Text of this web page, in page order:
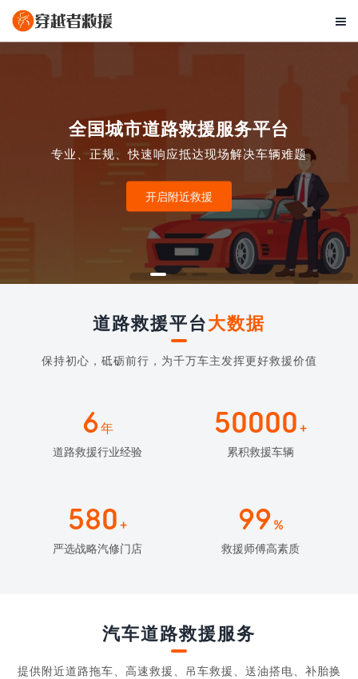

全国城市道路救援服务平台
专业、正规、快速响应抵达现场解决车辆难题
开启附近救援
道路救援平台大数据
保持初心，砥砺前行，为千万车主发挥更好救援价值
6年
道路救援行业经验
50000 +
累积救援车辆
580 +
严选战略汽修门店
99 %
救援师傅高素质
汽车道路救援服务
提供附近道路拖车、高速救援、吊车救援、送油搭电、补胎换